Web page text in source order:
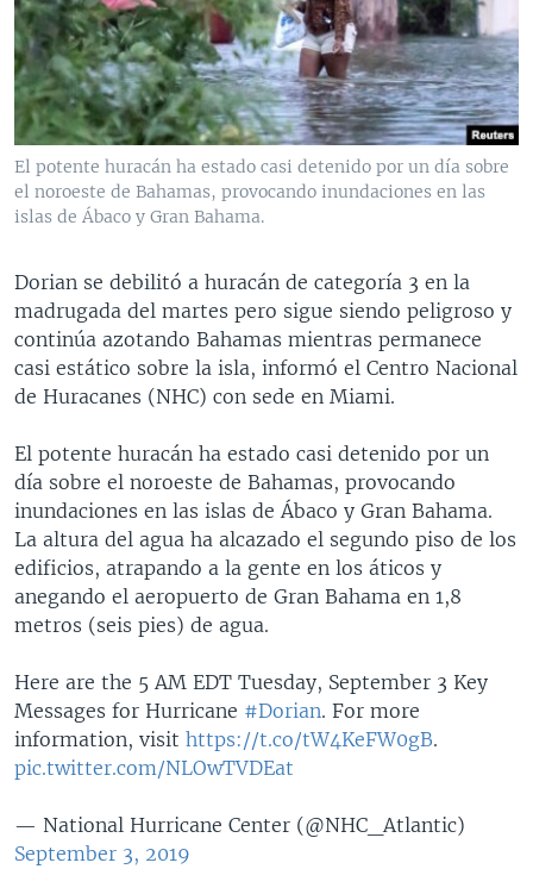
VENEZUELA
BRASIL
NICARAGUA
ECONOMÍA
ENTRETENIMIENTO Y CULTURA
TECNOLOGÍA
DEPORTES
CIENCIA Y SALUD
MULTIMEDIA
VIDEOS
FOTOGRAFÍA
AUDIOS
PROGRAMAS TV
EL MUNDO AL DÍA
FORO INTERAMERICANO
VISIÓN 360
PANORAMA
RADIO
AVANCE INFORMATIVO
AUDIONOTICIAS
ESTADOS UNIDOS AL DÍA
EL MUNDO AL DÍA [RADIO]
FORO [RADIO]
DEPORTIVO INTERNACIONAL
NOTA ECONÓMICA
ENTRETENIMIENTO
DIRECT
DOCUMENTALES DE LA VOA
SÍGANOS
El potente huracán ha estado casi detenido por un día sobre
el noroeste de Bahamas, provocando inundaciones en las
islas de Ábaco y Gran Bahama.
Dorian se debilitó a huracán de categoría 3 en la
madrugada del martes pero sigue siendo peligroso y
continúa azotando Bahamas mientras permanece
casi estático sobre la isla, informó el Centro Nacional
de Huracanes (NHC) con sede en Miami.
El potente huracán ha estado casi detenido por un
día sobre el noroeste de Bahamas, provocando
inundaciones en las islas de Ábaco y Gran Bahama.
La altura del agua ha alcazado el segundo piso de los
edificios, atrapando a la gente en los áticos y
anegando el aeropuerto de Gran Bahama en 1,8
metros (seis pies) de agua.
Here are the 5 AM EDT Tuesday, September 3 Key
Messages for Hurricane #Dorian. For more
information, visit https://t.co/tW4KeFW0gB.
pic.twitter.com/NLOwTVDEat
— National Hurricane Center (@NHC_Atlantic)
September 3, 2019